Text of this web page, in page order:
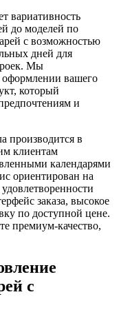
вариативность
до моделей по
с возможностью
дней для
Мы
оформлении вашего
который
и
производится в
клиентам
календарями
ориентирован на
заказа, высокое
по доступной цене.
премиум-качество,
с